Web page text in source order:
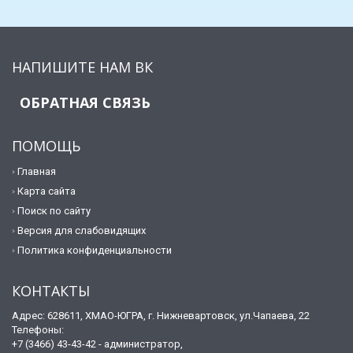
НАПИШИТЕ НАМ ВК
ОБРАТНАЯ СВЯЗЬ
ПОМОЩЬ
Главная
Карта сайта
Поиск по сайту
Версия для слабовидящих
Политика конфиденциальности
КОНТАКТЫ
Адрес: 628611, ХМАО-ЮГРА, г. Нижневартовск, ул.Чапаева, 22
Телефоны:
+7 (3466) 43-43-42 - администратор,